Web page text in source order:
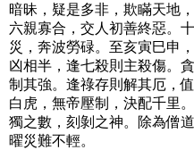
暗昧，疑是多非，欺瞞天地
六親寡合，交人初善終惡。
災，奔波勞碌。至亥寅巳申
凶相半，逢七殺則主殺傷。
制其強。逢祿存則解其厄，
白虎，無帝壓制，決配千里
獨之數，刻剝之神。除為僧
曜災難不輕。